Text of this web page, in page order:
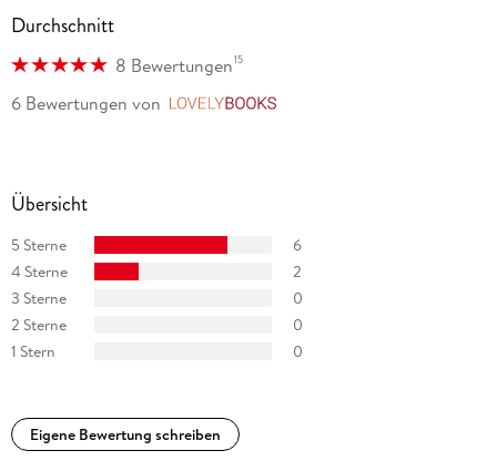
Durchschnitt
8 Bewertungen15
6 Bewertungen von
Übersicht
5 Sterne
6
4 Sterne
2
3 Sterne
0
2 Sterne
0
1 Stern
0
Eigene Bewertung schreiben